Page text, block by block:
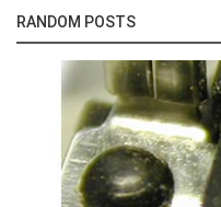
RANDOM POSTS